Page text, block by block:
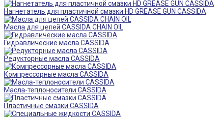
Нагнетатель для пластичной смазки HD GREASE GUN CASSIDA
Масла для цепей CASSIDA CHAIN OIL
Гидравлические масла CASSIDA
Редукторные масла CASSIDA
Компрессорные масла CASSIDA
Масла-теплоносители CASSIDA
Пластичные смазки CASSIDA